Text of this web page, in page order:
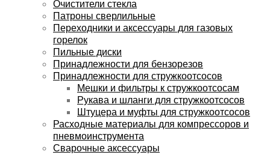
Очистители стекла
Патроны сверлильные
Переходники и аксессуары для газовых
горелок
Пильные диски
Принадлежности для бензорезов
Принадлежности для стружкоотсосов
Мешки и фильтры к стружкоотсосам
Рукава и шланги для стружкоотсосов
Штуцера и муфты для стружкоотсосов
Расходные материалы для компрессоров и
пневмоинструмента
Сварочные аксессуары